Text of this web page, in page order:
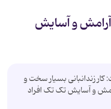
آرامش و آسایش
زندانبانی بسیار سخت و
و آسایش تک تک افراد